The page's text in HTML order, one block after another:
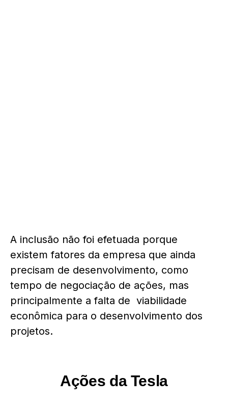
A inclusão não foi efetuada porque
existem fatores da empresa que ainda
precisam de desenvolvimento, como
tempo de negociação de ações, mas
principalmente a falta de viabilidade
econômica para o desenvolvimento dos
projetos.
Ações da Tesla